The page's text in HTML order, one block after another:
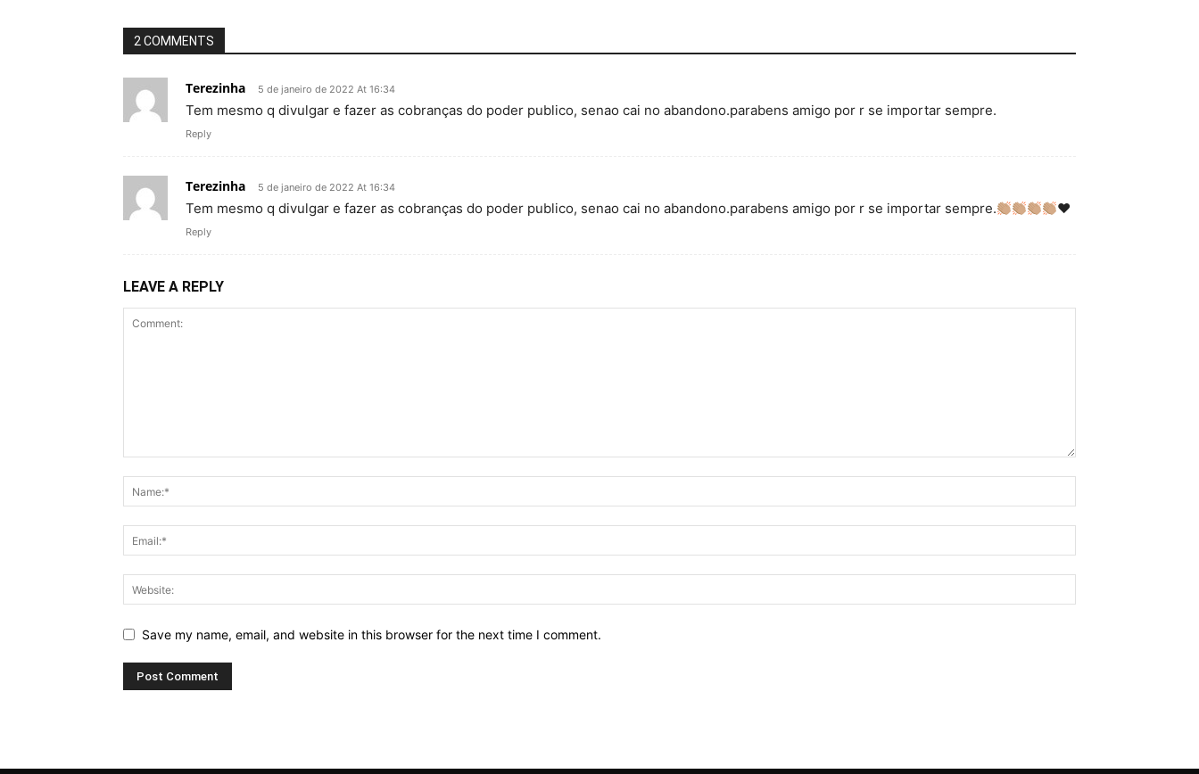
2 COMMENTS
Terezinha 5 de janeiro de 2022 At 16:34
Tem mesmo q divulgar e fazer as cobranças do poder publico, senao cai no abandono.parabens amigo por r se importar sempre.
Reply
Terezinha 5 de janeiro de 2022 At 16:34
Tem mesmo q divulgar e fazer as cobranças do poder publico, senao cai no abandono.parabens amigo por r se importar sempre. ♥️
Reply
LEAVE A REPLY
Save my name, email, and website in this browser for the next time I comment.